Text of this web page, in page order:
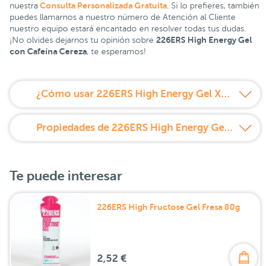
nuestra Consulta Personalizada Gratuita. Si lo prefieres, también
puedes llamarnos a nuestro número de Atención al Cliente
nuestro equipo estará encantado en resolver todas tus dudas.
¡No olvides dejarnos tu opinión sobre 226ERS High Energy Gel
con Cafeína Cereza, te esperamos!
¿Cómo usar 226ERS High Energy Gel XS Cherry Cafeína?
Propiedades de 226ERS High Energy Gel XS Cherry Cafeína
Te puede interesar
226ERS High Fructose Gel Fresa 80g
2,52 €